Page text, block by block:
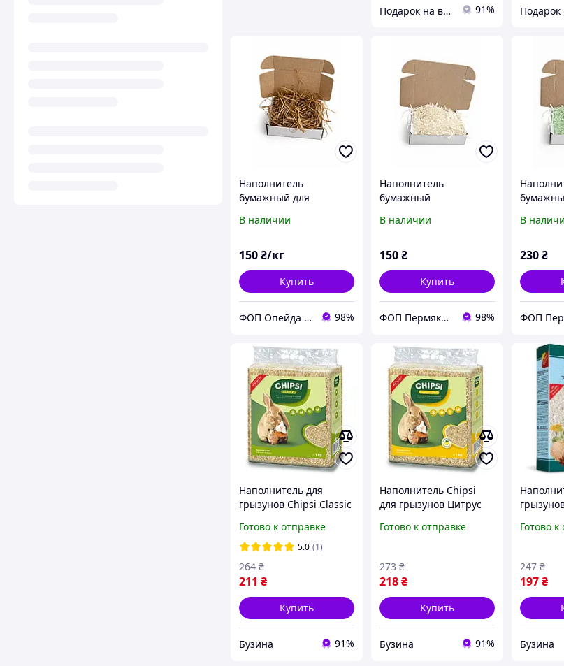
Подарок на все праздники 91%
Наполнитель
бумажный для
крафт 1 кг
В наличии
150₴/кг
Купить
ФОП Опейда Е.В 98%
Наполнитель
бумажный
подарочных коробок
В наличии
150₴
Купить
ФОП Пермякова Д.Ю. 98%
В
230₴
Наполнитель для
грызунов Chipsi Classic
стружка (подстилка для
хомяков и кроликов)
15л 1кг
Готово к отправке
5.0 (1)
211 ₴
264 ₴
Купить
Бузина 91%
Наполнитель Chipsi
для грызунов Цитрус
15 л/1 кг
Готово к отправке
218₴
273 ₴
Купить
Бузина 91%
Готово к
197₴
247 ₴
Бузина